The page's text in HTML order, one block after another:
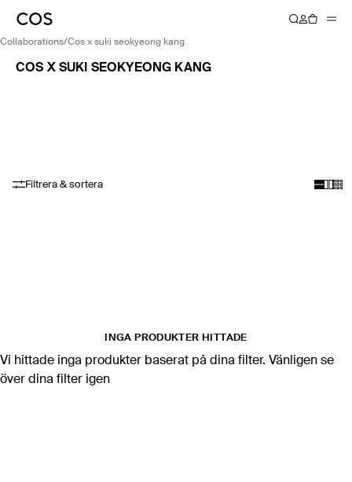
collaborations/ cos x suki seokyeong kang
COS X SUKI SEOKYEONG KANG
Filtrera & sortera
INGA PRODUKTER HITTADE
Vi hittade inga produkter baserat på dina filter. Vänligen se
över dina filter igen